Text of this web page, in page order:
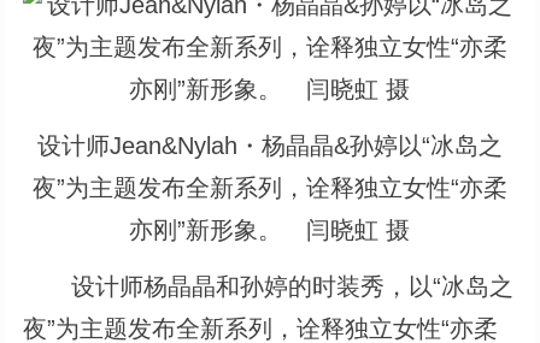
设计师Jean&Nylah・杨晶晶&孙婷以“冰岛之
夜”为主题发布全新系列，诠释独立女性“亦柔
亦刚”新形象。 闫晓虹 摄
设计师杨晶晶和孙婷的时装秀，以“冰岛之
夜”为主题发布全新系列，诠释独立女性“亦柔